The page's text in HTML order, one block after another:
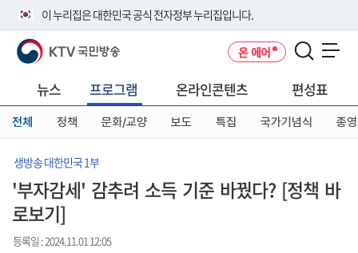
이 누리집은 대한민국 공식 전자정부 누리집입니다.
공식 누리집 주소 확인하기
니다.
이밖에 or.kr 또는 .kr등 다른 도메인 주소를 사용하고 있다면 아래 URL에
서 도메인 주소를 확인해 보세요
KTV 국민방송 온 에어
뉴스 프로그램 온라인콘텐츠 편성표
전체 정책 문화/교양 보도 특집 국가기념식 종영
생방송 대한민국 1부
'부자감세' 감추려 소득 기준 바꿨다? [정책 바
로보기]
등록일 : 2024.11.01 12:05